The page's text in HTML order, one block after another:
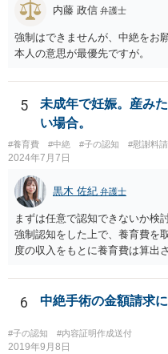
内藤 政信 弁護士
強制はできませんが、中絶をお
本人の意思が最優先ですが。
5
未成年で妊娠。産み
い場合。
#養育費 #中絶 #子の認知 #慰謝料
2024年7月7日
黒木 佐紀 弁護士
まずは任意で認知できないか検
強制認知をした上で、養育費を
度の収入をもとに養育費は算出
育費の増額調停を起こすことも
手方が妊娠について話し合い
料請求などもできる可能性があ
関わりが不可欠となると思われ
事務所へ早めのご相談をされた
6 中絶手術の金額請求
#子の認知 #内容証明作成送付
2019年9月8日